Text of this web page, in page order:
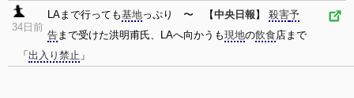
34日前
LAまで行っても基地っぷり 〜 【中央日報 】 殺害予
告まで受けた洪明甫氏、LAへ向かうも現地の飲食店まで
「 出入り禁止 」